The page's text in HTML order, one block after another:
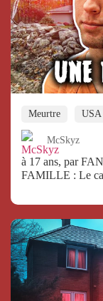
Meurtre USA
McSkyz
à 17 ans, par
FAMILLE : Le